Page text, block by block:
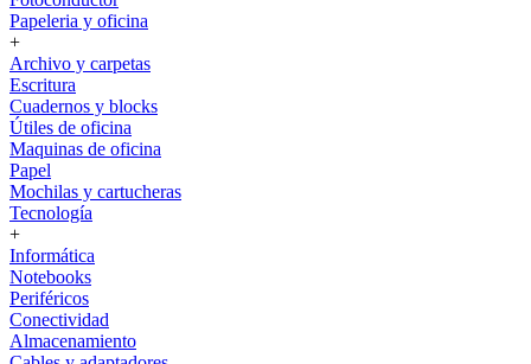
Papeleria y oficina
+
Archivo y carpetas
Escritura
Cuadernos y blocks
Útiles de oficina
Maquinas de oficina
Papel
Mochilas y cartucheras
Tecnología
+
Informática
Notebooks
Periféricos
Conectividad
Almacenamiento